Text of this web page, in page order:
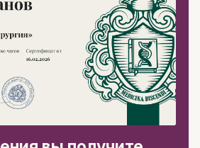
6 недель
комфортной учебы